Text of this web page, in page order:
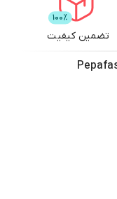
تضمین کیفیت